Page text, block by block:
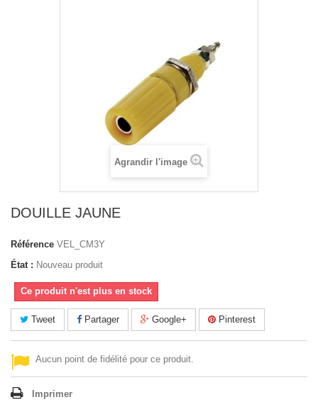
Agrandir l'image
DOUILLE JAUNE
Référence VEL_CM3Y
État : Nouveau produit
Ce produit n'est plus en stock
Tweet Partager Google+ Pinterest
Aucun point de fidélité pour ce produit.
Imprimer